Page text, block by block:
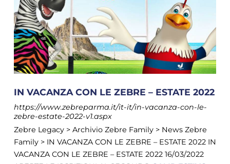
IN VACANZA CON LE ZEBRE – ESTATE 2022
https://www.zebreparma.it/it-it/in-vacanza-con-le-
zebre-estate-2022-v1.aspx
Zebre Legacy > Archivio Zebre Family > News Zebre
Family > IN VACANZA CON LE ZEBRE – ESTATE 2022 IN
VACANZA CON LE ZEBRE – ESTATE 2022 16/03/2022